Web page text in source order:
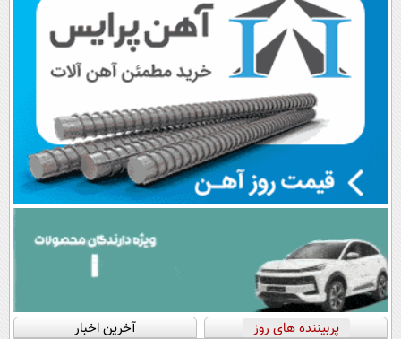
پربیننده های روز آخرین اخبار